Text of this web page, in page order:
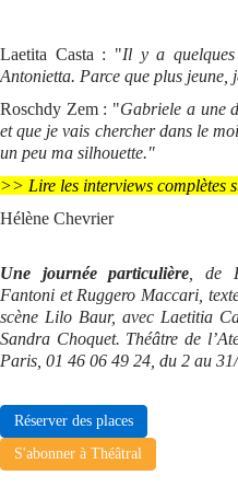
Laetita Casta : "Il y a
Antonietta. Parce que plus jeune,
Roschdy Zem : "Gabriele a une
et que je vais chercher dans le
un peu ma silhouette."
>> Lire les interviews complètes
Hélène Chevrier
Une journée particulière , de
Fantoni et Ruggero Maccari,
scène Lilo Baur, avec Laetitia
Sandra Choquet. Théâtre de
Paris, 01 46 06 49 24, du 2 au
Réserver des places
S'abonner à Théâtral